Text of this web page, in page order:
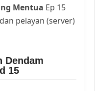
Mentua Ep 15
pelayan (server)
Dendam
15